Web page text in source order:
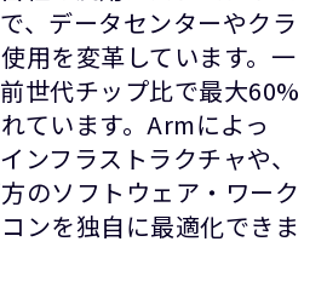
、データセンターやクラ
用を変革しています。一
世代チップ比で最大60%
ています。Armによっ
ンフラストラクチャや、
のソフトウェア・ワーク
ンを独自に最適化できま